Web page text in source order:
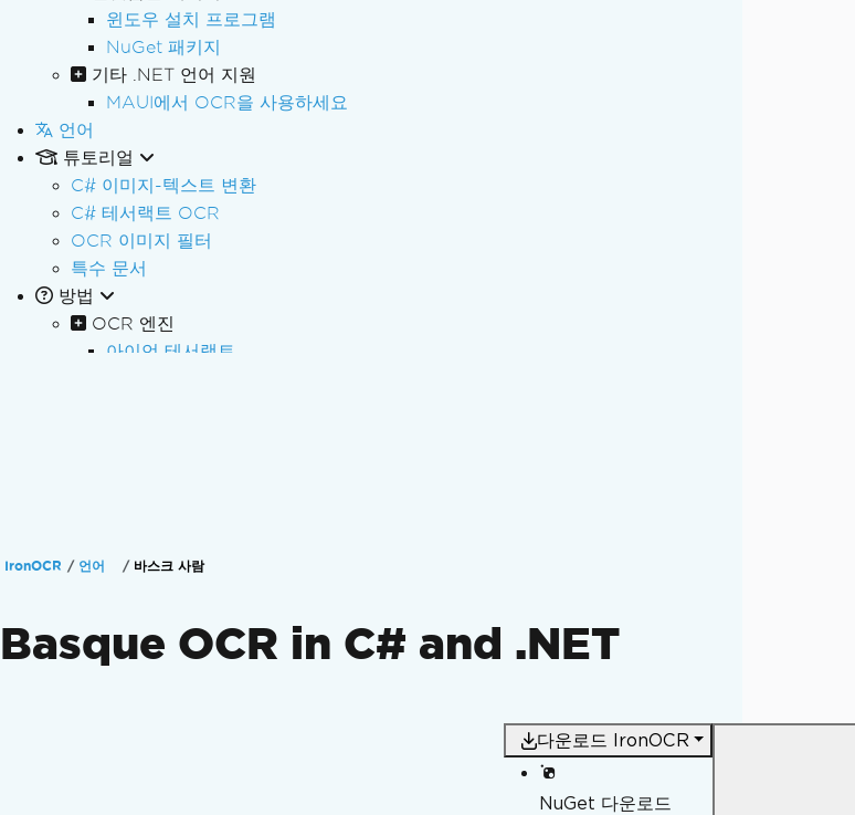
윈도우 설치 프로그램
NuGet 패키지
기타 .NET 언어 지원
MAUI에서 OCR을 사용하세요
언어
튜토리얼
C# 이미지-텍스트 변환
C# 테서랙트 OCR
OCR 이미지 필터
특수 문서
방법
OCR 엔진
아이언 테서랙트
차량 번호판 읽기
MICR 수표 읽기
사진 읽기
IronOCR 언어 바스크 사람
Basque OCR in C# and .NET
다운로드 IronOCR
NuGet 다운로드